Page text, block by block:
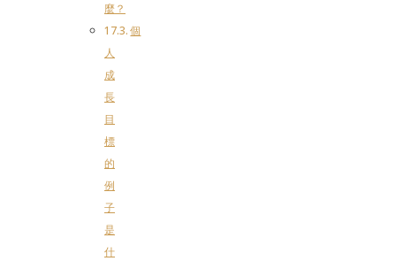
麼？
個
人
成
長
目
標
的
例
子
是
什